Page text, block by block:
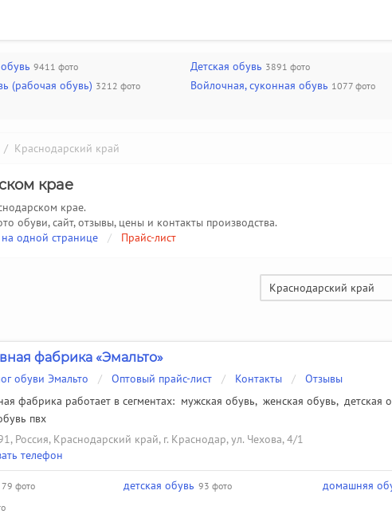
9411 фото Детская обувь 3891 фото
(рабочая обувь) 3212 фото Войлочная, суконная обувь 1077 фото
/ Краснодарский край
крае
крае.
обуви, сайт, отзывы, цены и контакты производства.
одной странице / Прайс-лист
Краснодарский край
фабрика «Эмальто»
обуви Эмальто / Оптовый прайс-лист / Контакты /
Отзывы
фабрика работает в сегментах: мужская обувь, женская обувь, детская
пвх
Россия, Краснодарский край, г. Краснодар, ул. Чехова, 4/1
телефон
79 фото детская обувь 93 фото домашняя